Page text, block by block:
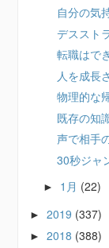
自分の気
デススト
転職はで
人を成長
物理的な
既存の知
声で相手
30秒ジャ
► 1月 (22)
►2019 (337)
►2018 (388)